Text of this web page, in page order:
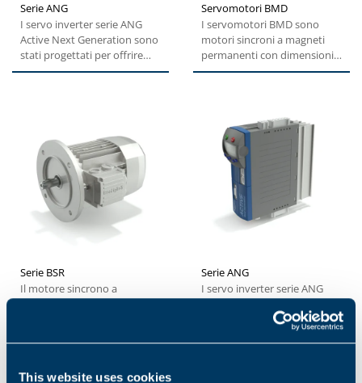
This website uses cookies
Serie ANG
I servo inverter serie ANG
Active Next Generation sono
stati progettati per offrire
prestazioni elevate...
Servomotori BMD
I servomotori BMD sono
motori sincroni a magneti
permanenti con dimensioni
estremamente compatte e
Serie BSR
Il motore sincrono a
riluttanza garantisce una
Serie ANG
I servo inverter serie ANG
Active Next Generation sono
stati progettati per offrire
prestazioni elevate...